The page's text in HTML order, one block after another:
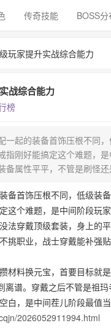
传奇技能 BOSS分
玩家提升实战综合能力
战综合能力
榜
一起的装备首饰压根不同
指刚好能搞定这个难题，
备属性平平，不管是刷怪
备首饰压根不同，低级装
这个难题，是中间阶段玩家
法穿戴顶级套装，身上的
挑职业，战士穿戴能补强
材料换元宝，首要目标就
离谱。穿戴之后不管是祖
白，是中间茬儿阶段最值当
2026052911994.html